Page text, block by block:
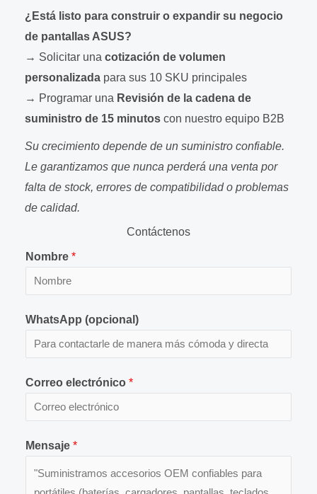
¿Está listo para construir o expandir su negocio
de pantallas ASUS?
→ Solicitar una cotización de volumen
personalizada para sus 10 SKU principales
→ Programar una Revisión de la cadena de
suministro de 15 minutos con nuestro equipo B2B
Su crecimiento depende de un suministro confiable.
Le garantizamos que nunca perderá una venta por
falta de stock, errores de compatibilidad o problemas
de calidad.
Contáctenos
Nombre *
WhatsApp (opcional)
Correo electrónico *
Mensaje *